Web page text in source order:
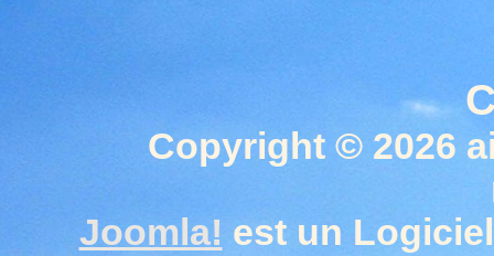
Copyright © 2026
Joomla! est un